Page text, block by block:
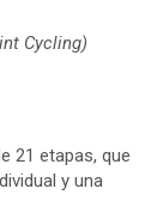
Cycling)
21 etapas, que
y una